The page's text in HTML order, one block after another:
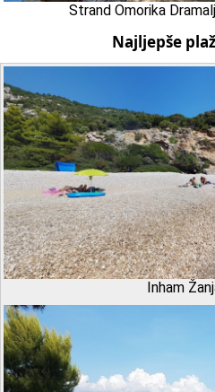
Strand Omorika
Najljepše
Inham